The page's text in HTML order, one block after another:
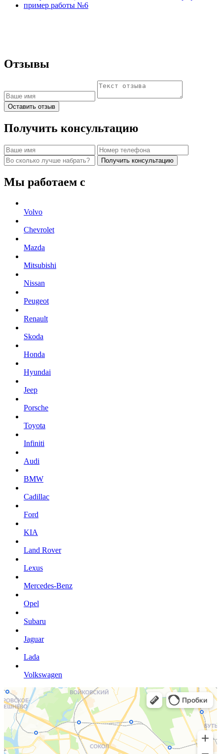
Отзывы
Оставить отзыв
Получить консультацию
Получить консультацию
Мы работаем с
Volvo
Chevrolet
Mazda
Mitsubishi
Nissan
Peugeot
Renault
Skoda
Honda
Hyundai
Jeep
Porsche
Toyota
Infiniti
Audi
BMW
Cadillac
Ford
KIA
Land Rover
Lexus
Mercedes-Benz
Opel
Subaru
Jaguar
Lada
Volkswagen